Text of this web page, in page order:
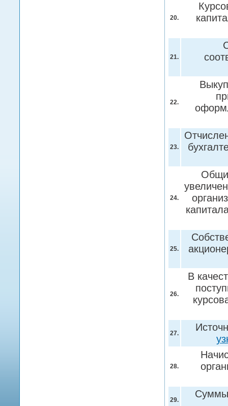
20.
21.
22.
23.
24.
25.
26.
В
27.
28.
29.
Суммы